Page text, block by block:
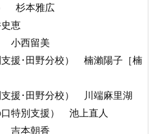
杉本雅広
恵
小西留美
援･田野分校） 楠瀨陽子［楠
援･田野分校） 川端麻里湖
特別支援） 池上直人
吉本朝香